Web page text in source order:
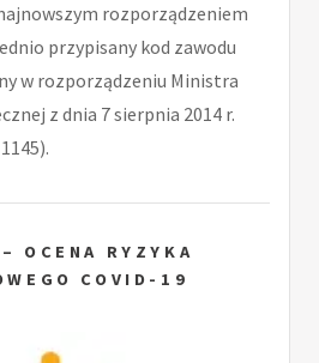
rozporządzeniem
przypisany kod zawodu
w rozporządzeniu Ministra
z dnia 7 sierpnia 2014 r.
OCENA RYZYKA
COVID-19